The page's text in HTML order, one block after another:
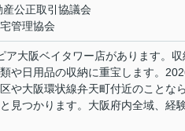
公正取引協議会
管理協会
ア大阪ベイタワー店があります。
や日用品の収納に重宝します。
や大阪環状線弁天町付近のことな
見つかります。大阪府内全域、経